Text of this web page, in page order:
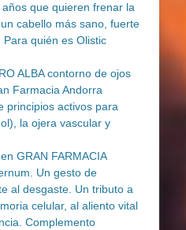
que quieren frenar la
cabello más sano, fuerte
quién es Olistic
ALBA contorno de ojos
Farmacia Andorra
principios activos para
la ojera vascular y
GRAN FARMACIA
Un gesto de
al desgaste. Un tributo a
celular, al aliento vital
Complemento